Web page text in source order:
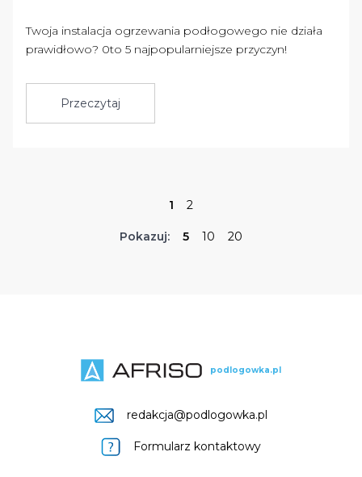
Twoja instalacja ogrzewania podłogowego nie działa
prawidłowo? 0to 5 najpopularniejsze przyczyn!
Przeczytaj
1 2
Pokazuj: 5 10 20
podlogowka.pl
redakcja@podlogowka.pl
Formularz kontaktowy